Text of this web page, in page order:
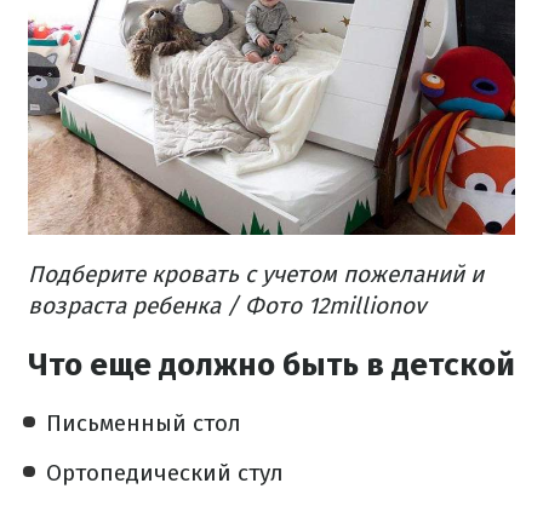
Подберите кровать с учетом пожеланий и
возраста ребенка / Фото 12millionov
Что еще должно быть в детской
Письменный стол
Ортопедический стул